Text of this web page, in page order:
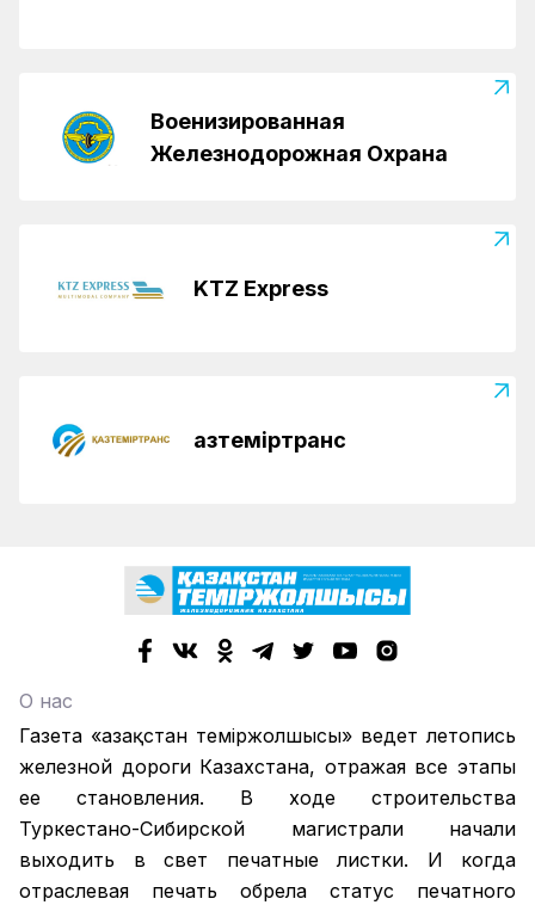
Военизированная
Железнодорожная Охрана
KTZ Express
Қазтеміртранс
О нас
Газета «Қазақстан теміржолшысы» ведет летопись
железной дороги Казахстана, отражая все этапы
ее становления. В ходе строительства
Туркестано-Сибирской магистрали начали
выходить в свет печатные листки. И когда
отраслевая печать обрела статус печатного